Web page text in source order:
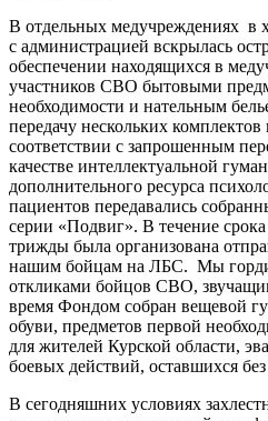
В отдельных медучреждениях в
с администрацией вскрылась
обеспечении находящихся в
участников СВО бытовыми
необходимости и нательным
передачу нескольких
соответствии с запрошенным
качестве интеллектуальной
дополнительного ресурса
пациентов передавались
серии «Подвиг». В течение
трижды была организована
нашим бойцам на ЛБС. Мы
откликами бойцов СВО,
время Фондом собран вещевой
обуви, предметов первой
для жителей Курской области,
боевых действий, оставшихся
В сегодняшних условиях